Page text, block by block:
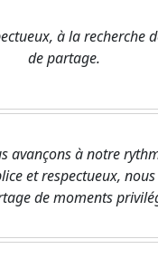
à la recherche
de partage.
avançons à notre
et respectueux,
de moments